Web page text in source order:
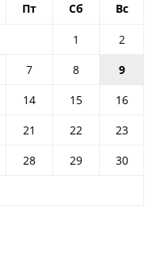
Пт Сб Вс
1
2
7 8
9
14 15
16
21 22
23
28 29
30